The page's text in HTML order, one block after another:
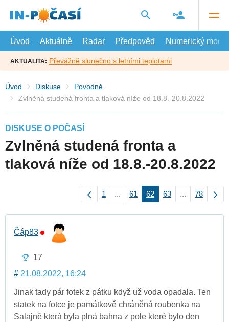
hlavní
Úvod
Aktuálně Radar Předpověď Numerický model
AKTUALITA: Převážně slunečno s letními teplotami
Úvod Diskuse
Povodně
Zvlněná studená fronta a tlaková níže od 18.8.-20.8.2022
DISKUSE O POČASÍ
Zvlněná studená fronta a
tlaková níže od 18.8.-20.8.2022
1 ... 61 62 63 ... 78
Čáp83
17
# 21.08.2022, 16:24
Jinak tady pár fotek z pátku když už voda opadala. Ten
statek na fotce je památkově chráněná roubenka na
Salajně která byla plná bahna z pole které bylo den